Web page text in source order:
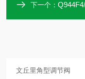
下一个：Q944F4/